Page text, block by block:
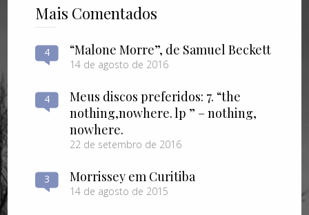
Mais Comentados
4 “Malone Morre”, de Samuel Beckett
14 de agosto de 2016
4
Meus discos preferidos: 7. “the
nothing​,​nowhere. lp ” – nothing​,​
nowhere.
22 de setembro de 2016
3 Morrissey em Curitiba
14 de agosto de 2015